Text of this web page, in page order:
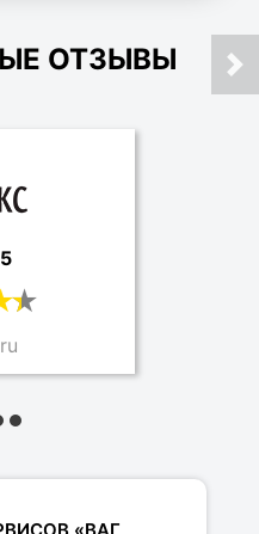
ОТЗЫВЫ
«ВАГ